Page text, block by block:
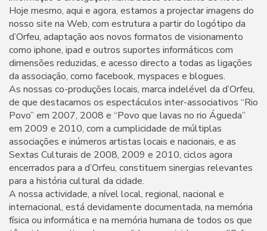
Hoje mesmo, aqui e agora, estamos a projectar imagens do
nosso site na Web, com estrutura a partir do logótipo da
d’Orfeu, adaptação aos novos formatos de visionamento
como iphone, ipad e outros suportes informáticos com
dimensões reduzidas, e acesso directo a todas as ligações
da associação, como facebook, myspaces e blogues.
As nossas co-produções locais, marca indelével da d’Orfeu,
de que destacamos os espectáculos inter-associativos “Rio
Povo” em 2007, 2008 e “Povo que lavas no rio Águeda”
em 2009 e 2010, com a cumplicidade de múltiplas
associações e inúmeros artistas locais e nacionais, e as
Sextas Culturais de 2008, 2009 e 2010, ciclos agora
encerrados para a d’Orfeu, constituem sinergias relevantes
para a história cultural da cidade.
A nossa actividade, a nível local, regional, nacional e
internacional, está devidamente documentada, na memória
física ou informática e na memória humana de todos os que